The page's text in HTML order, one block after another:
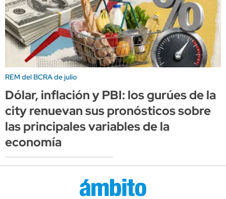
REM del BCRA de julio
Dólar, inflación y PBI: los gurúes de la
city renuevan sus pronósticos sobre
las principales variables de la
economía